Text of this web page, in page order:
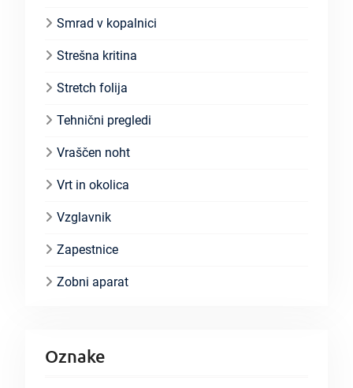
Smrad v kopalnici
Strešna kritina
Stretch folija
Tehnični pregledi
Vraščen noht
Vrt in okolica
Vzglavnik
Zapestnice
Zobni aparat
Oznake